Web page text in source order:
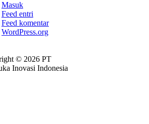
Masuk
Feed entri
Feed komentar
WordPress.org
© 2026 PT
Inovasi Indonesia